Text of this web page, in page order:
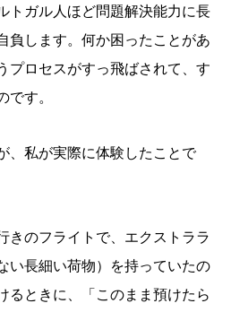
トガル人ほど問題解決能力に長
負します。何か困ったことがあ
プロセスがすっ飛ばされて、す
す。
、私が実際に体験したことで
きのフライトで、エクストララ
い長細い荷物）を持っていたの
るときに、「このまま預けたら